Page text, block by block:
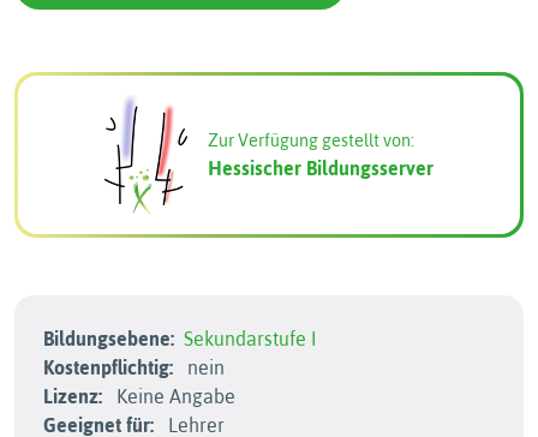
Zur Verfügung gestellt von:
Hessischer Bildungsserver
Bildungsebene: Sekundarstufe I
Kostenpflichtig:
nein
Lizenz:
Keine Angabe
Geeignet für:
Lehrer